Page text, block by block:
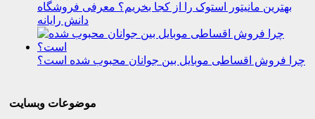
بهترین مانیتور استوک را از کجا بخریم؟ معرفی فروشگاه
دانش رایانه
چرا فروش اقساطی موبایل بین جوانان محبوب شده است؟
موضوعات وبسایت